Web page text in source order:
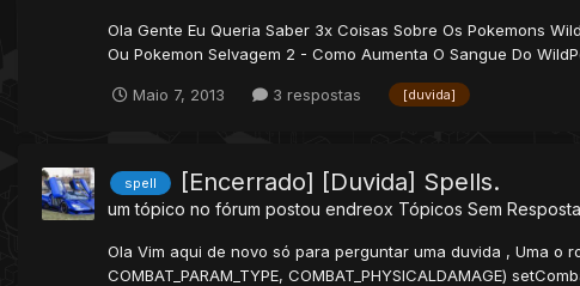
Ola Gente Eu Queria Saber 3x Coisas Sobre Os Pokemons
Ou Pokemon Selvagem 2 - Como Aumenta O Sangue Do
Maio 7, 2013 3 respostas [duvida]
spell [Encerrado] [Duvida] Spells.
um tópico no fórum postou endreox Tópicos Sem Resposta
Ola Vim aqui de novo só para perguntar uma duvida , Uma o
COMBAT_PARAM_TYPE, COMBAT_PHYSICALDAMAGE)